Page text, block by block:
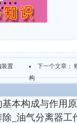
装置 下一个文章：
构
本构成与作用
_油气分离器工